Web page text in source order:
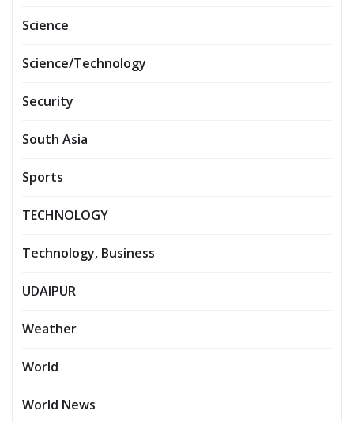
Science
Science/Technology
Security
South Asia
Sports
TECHNOLOGY
Technology, Business
UDAIPUR
Weather
World
World News